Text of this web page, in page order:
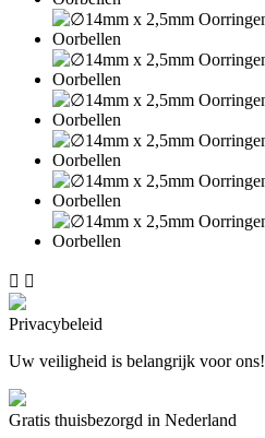
 
Privacybeleid
Uw veiligheid is belangrijk voor ons!
Gratis thuisbezorgd in Nederland